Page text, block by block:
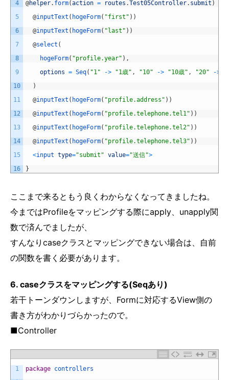
4
5
6
7
8
9
10
11
12
13
14
15
16
@helper. form(action = routes .Test05Controller. submit )
@inputText ( hogeForm( "first" ) )
@inputText ( hogeForm( "last" ) )
@select (
hogeForm( "profile.year" ) ,
options = Seq( "1" -> "1歳" , "10" -> "10歳" , "20" ->
)
@inputText ( hogeForm( "profile.address" ) )
@inputText ( hogeForm( "profile.telephone.tel1" ) )
@inputText ( hogeForm( "profile.telephone.tel2" ) )
@inputText ( hogeForm( "profile.telephone.tel3" ) )
<input type="submit" value="送信">
}
ここまで来るともう良くわからなくなってきましたね。
今まではProfileをマッピングする際にapply、unapply関
数で済んでましたが、
すんなりcaseクラスとマッピングできない場合は、自前
の関数を書く必要があります。
6. caseクラスをマッピングする(Seqあり)
若干トーンダウンしますが、Formに対応するView側の
書き方がわかりづらかったので。
■Controller
1
package controllers